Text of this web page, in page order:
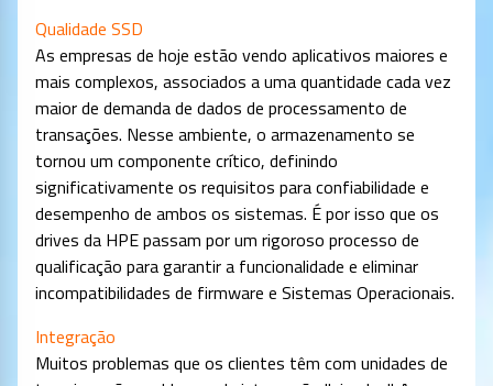
Qualidade SSD
As empresas de hoje estão vendo aplicativos maiores e
mais complexos, associados a uma quantidade cada vez
maior de demanda de dados de processamento de
transações. Nesse ambiente, o armazenamento se
tornou um componente crítico, definindo
significativamente os requisitos para confiabilidade e
desempenho de ambos os sistemas. É por isso que os
drives da HPE passam por um rigoroso processo de
qualificação para garantir a funcionalidade e eliminar
incompatibilidades de firmware e Sistemas Operacionais.
Integração
Muitos problemas que os clientes têm com unidades de